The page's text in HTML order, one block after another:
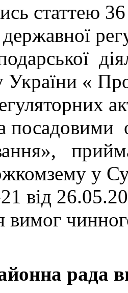
статтею 36
України «
посадовими
у
від
вимог
рада